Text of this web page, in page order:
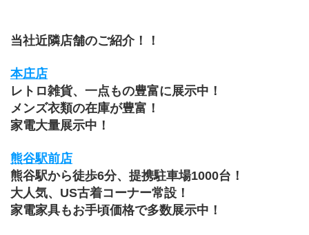
当社近隣店舗のご紹介！！
本庄店
レトロ雑貨、一点もの豊富に展示中！
メンズ衣類の在庫が豊富！
家電大量展示中！
熊谷駅前店
熊谷駅から徒歩6分、提携駐車場1000台！
大人気、US古着コーナー常設！
家電家具もお手頃価格で多数展示中！